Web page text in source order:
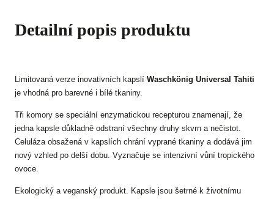
Detailní popis produktu
Limitovaná verze inovativních kapslí Waschkönig Universal Tahiti
je vhodná pro barevné i bílé tkaniny.
Tři komory se speciální enzymatickou recepturou znamenají, že
jedna kapsle důkladně odstraní všechny druhy skvrn a nečistot.
Celuláza obsažená v kapslích chrání vyprané tkaniny a dodává jim
nový vzhled po delší dobu. Vyznačuje se intenzivní vůní tropického
ovoce.
Ekologický a veganský produkt. Kapsle jsou šetrné k životnímu